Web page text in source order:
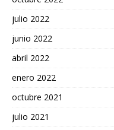
julio 2022
junio 2022
abril 2022
enero 2022
octubre 2021
julio 2021